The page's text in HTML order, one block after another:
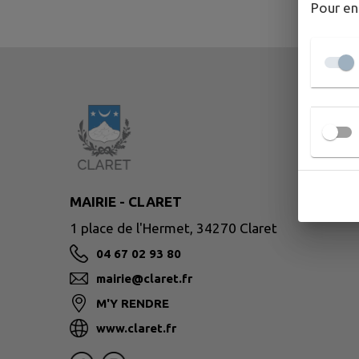
MAIRIE - CLARET
1 place de l'Hermet, 34270 Claret
04 67 02 93 80
mairie@claret.fr
M'Y RENDRE
www.claret.fr
Pour